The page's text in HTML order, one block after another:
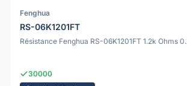
Fenghua
RS-06K1201FT
Résistance Fenghua RS-06K1201FT 1.2k Ohms
30000